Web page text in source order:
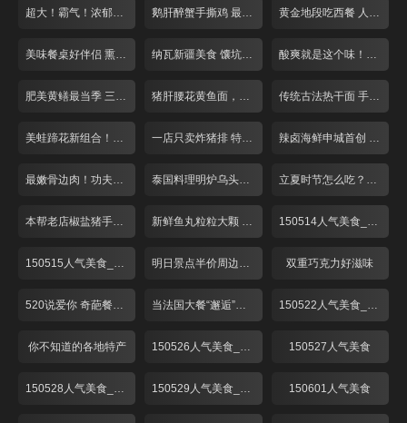
超大！霸气！浓郁海鲜饭任性吃！ 鹅肝醉蟹手撕鸡 最是浓郁酒香菜！ 黄金地段吃西餐 人均24元亲民价
美味餐桌好伴侣 熏鱼小店人气爆棚！ 纳瓦新疆美食 馕坑焖羊腿 限量50份 酸爽就是这个味！巧用猪蹄做酸汤
肥美黄鳝最当季 三种吃法来尝鲜！ 猪肝腰花黄鱼面，本帮面条滋味浓 传统古法热干面 手工芝麻酱香稠醇
美蛙蹄花新组合！肉质嫩鲜味足 一店只卖炸猪排 特制酱料令人回味 辣卤海鲜申城首创 酱汁入味回味无穷
最嫩骨边肉！功夫牛排汁水多 泰国料理明炉乌头鱼最招牌 立夏时节怎么吃？籽虾黄鳝最滋补
本帮老店椒盐猪手10元一片德国进口 新鲜鱼丸粒粒大颗 久煮不烂 150514人气美食_001
150515人气美食_001 明日景点半价周边美味享不停 双重巧克力好滋味
520说爱你 奇葩餐厅来探秘！ 当法国大餐“邂逅”湖南辣椒！ 150522人气美食_001
你不知道的各地特产 150526人气美食_001 150527人气美食
150528人气美食_001 150529人气美食_001 150601人气美食